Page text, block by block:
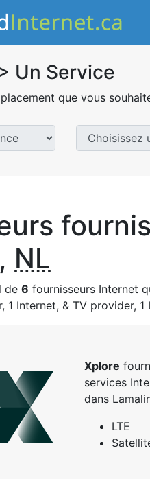
Un Service
que vous
NL
de 6 fournisseurs Internet
1 Internet, & TV provider,
Xplore
services
dans
LTE